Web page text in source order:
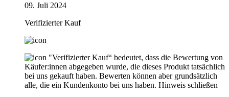
09. Juli 2024
Verifizierter Kauf
"Verifizierter Kauf“ bedeutet, dass die Bewertung von
Käufer:innen abgegeben wurde, die dieses Produkt tatsächlich
bei uns gekauft haben. Bewerten können aber grundsätzlich
alle, die ein Kundenkonto bei uns haben. Hinweis schließen